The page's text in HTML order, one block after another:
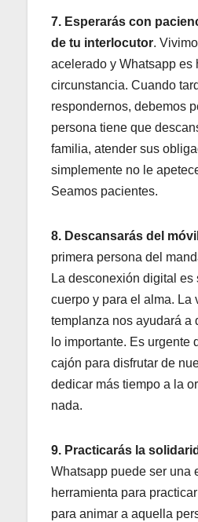
7. Esperarás con
de tu interlocutor.
acelerado y Whatsapp es
circunstancia. Cuando
respondernos, debemos
persona tiene que
familia, atender sus
simplemente no le
Seamos pacientes.
8. Descansarás del móvil
primera persona del
La desconexión digital es
cuerpo y para el alma. La
templanza nos ayudará a
lo importante. Es urgente
cajón para disfrutar de
dedicar más tiempo a la
nada.
9. Practicarás la
Whatsapp puede ser una
herramienta para
para animar a aquella